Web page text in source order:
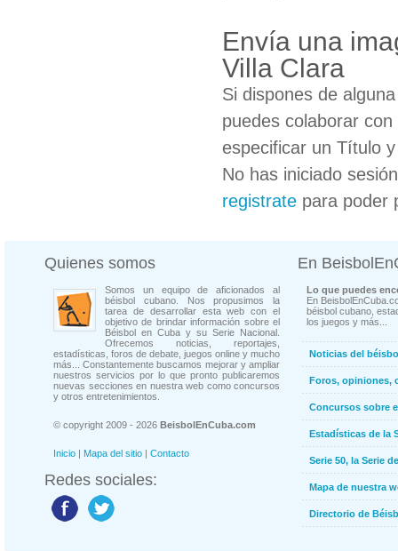
Envía una
Villa Clara
Si dispones de
puedes colaborar
especificar un Título
No has iniciado
registrate para poder
Quienes somos
Somos un equipo de aficionados al
béisbol cubano. Nos propusimos la
tarea de desarrollar esta web con el
objetivo de brindar información sobre el
Béisbol en Cuba y su Serie Nacional.
Ofrecemos noticias, reportajes,
estadísticas, foros de debate, juegos online y mucho
más... Constantemente buscamos mejorar y ampliar
nuestros servicios por lo que pronto publicaremos
nuevas secciones en nuestra web como concursos
y otros entretenimientos.
© copyright 2009 - 2026 BeisbolEnCuba.com
Inicio | Mapa del sitio | Contacto
Redes sociales:
En
Lo que puedes
En
béisbol cubano,
los juegos y más...
Noticias del
Foros, opiniones,
Concursos sobre
Estadísticas de la
Serie 50, la Serie
Mapa de nuestra
Directorio de